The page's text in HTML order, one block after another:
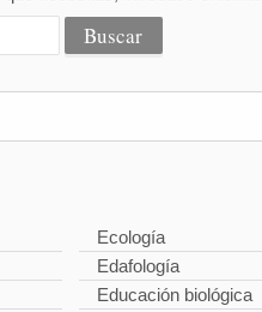
Ecología
Edafología
Educación biológica